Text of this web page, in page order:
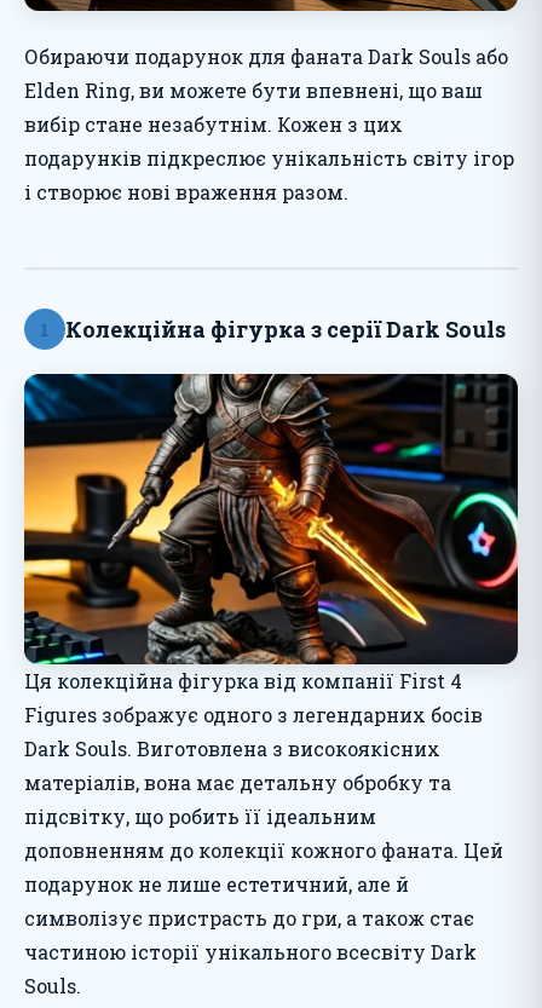
Обираючи подарунок для фаната Dark Souls або
Elden Ring, ви можете бути впевнені, що ваш
вибір стане незабутнім. Кожен з цих
подарунків підкреслює унікальність світу ігор
і створює нові враження разом.
1 Колекційна фігурка з серії Dark Souls
Ця колекційна фігурка від компанії First 4
Figures зображує одного з легендарних босів
Dark Souls. Виготовлена з високоякісних
матеріалів, вона має детальну обробку та
підсвітку, що робить її ідеальним
доповненням до колекції кожного фаната. Цей
подарунок не лише естетичний, але й
символізує пристрасть до гри, а також стає
частиною історії унікального всесвіту Dark
Souls.